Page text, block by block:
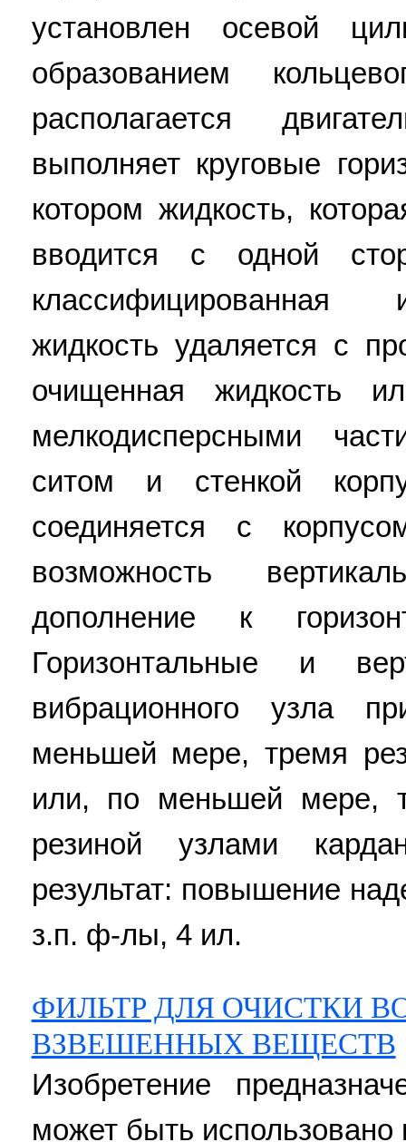
установлен осевой
образованием
располагается
выполняет круговые
котором жидкость,
вводится с одной
классифицированная
жидкость удаляется с
очищенная жидкость
мелкодисперсными
ситом и стенкой
соединяется с
возможность
дополнение к
Горизонтальные и
вибрационного узла
меньшей мере, тремя
или, по меньшей мере,
резиной узлами
результат: повышение
з.п. ф-лы, 4 ил.
ФИЛЬТР ДЛЯ ОЧИСТКИ
ВЗВЕШЕННЫХ ВЕЩЕСТВ
Изобретение
может быть